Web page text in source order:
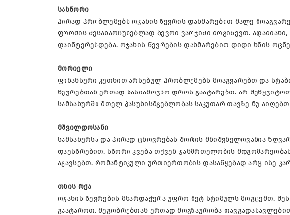
სასწორი
პირად პრობლემებს ოჯახის წევრის დახმარებით მალე
ფორმის შესანარჩუნებლად ბევრი ვარჯიში მოგიწევთ.
დაინტერესდება. ოჯახის წევრების დახმარებით დიდი ხნის
მორიელი
ფინანსური კუთხით არსებულ პრობლემებს მოაგვარებთ და
წევრებთან ერთად სასიამოვნო დროს გაატარებთ. არ
სამსახურში მთელ პასუხისმგებლობას საკუთარ თავზე ნუ
მშვილდოსანი
სამსახურსა და პირად ცხოვრებას შორის მნიშვნელოვანია
დაესწრებით. სწორი კვება თქვენ ჯანმრთელობის
აგავსებთ. რომანტიკული ურთიერთობის დასაწყებად არც ისე
თხის რქა
ოჯახის წევრების მხარდაჭერა უფრო მეტ სტიმულს მოგცემთ.
გაატაროთ. მეგობრებთან ერთად მოგზაურობა